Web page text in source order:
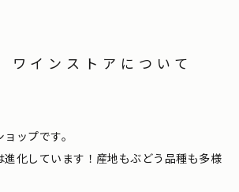
ワインストアについて
ップです。
進化しています！産地もぶどう品種も多様